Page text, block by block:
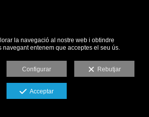
la navegació al nostre web i obtindre
navegant entenem que acceptes el seu ús.
Configurar Rebutjar
Acceptar